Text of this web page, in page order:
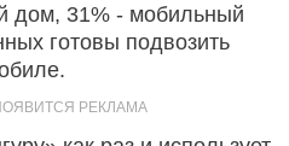
дом, 31% - мобильный
готовы подвозить